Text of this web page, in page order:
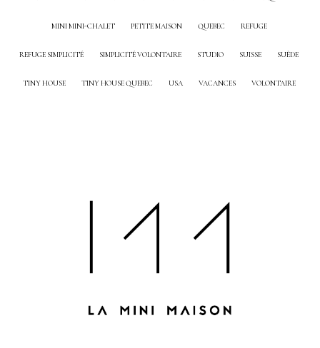
MINI MINI-CHALET PETITE MAISON QUEBEC REFUGE
REFUGE SIMPLICITÉ SIMPLICITÉ VOLONTAIRE STUDIO SUISSE SUÈDE
TINY HOUSE TINY HOUSE QUEBEC USA VACANCES VOLONTAIRE